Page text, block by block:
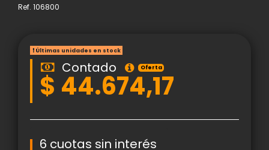
Ref. 106800
Últimas unidades en stock
Contado Oferta
$ 44.674,17
6 cuotas sin interés